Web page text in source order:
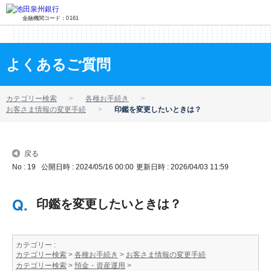
金融機関コード：0161
よくあるご質問
カテゴリー検索
各種お手続き
お客さま情報の変更手続
印鑑を変更したいときは？
戻る
No : 19 公開日時 : 2024/05/16 00:00 更新日時 : 2026/04/03 11:59
印鑑を変更したいときは？
カテゴリー :
カテゴリー検索 > 各種お手続き > お客さま情報の変更手続
カテゴリー検索 > 預金・資産運用 >